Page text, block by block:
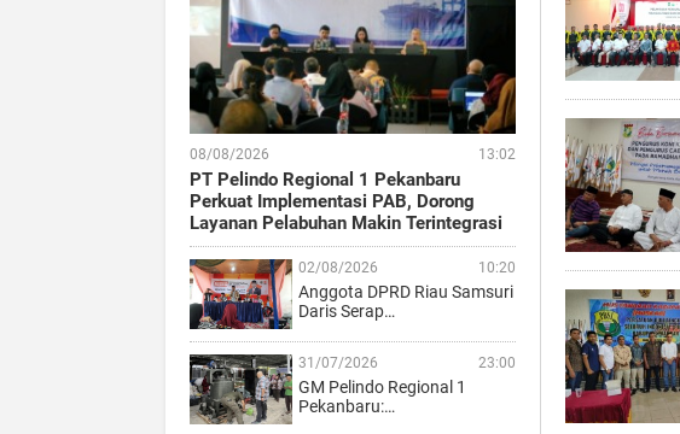
08/08/2026 13:02
PT Pelindo Regional 1 Pekanbaru
Perkuat Implementasi PAB, Dorong
Layanan Pelabuhan Makin Terintegrasi
02/08/2026 10:20
Anggota DPRD Riau Samsuri
Daris Serap…
31/07/2026 23:00
GM Pelindo Regional 1
Pekanbaru:…